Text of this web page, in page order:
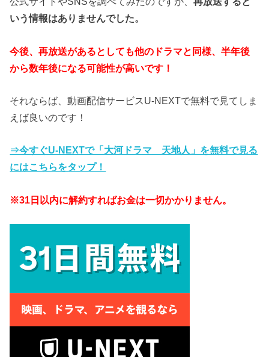
いう情報はありませんでした。
今後、再放送があるとしても他のドラマと同様、半年後
から数年後になる可能性が高いです！
それならば、動画配信サービスU-NEXTで無料で見てしま
えば良いのです！
⇒今すぐU-NEXTで「大河ドラマ 天地人」を無料で見る
にはこちらをタップ！
※31日以内に解約すればお金は一切かかりません。